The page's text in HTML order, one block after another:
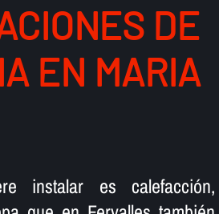
DE
EN MARIA
instalar es calefacción,